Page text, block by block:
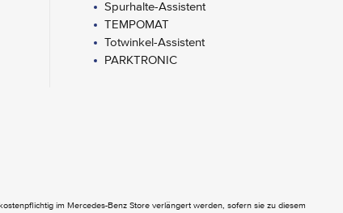
Spurhalte-Assistent
TEMPOMAT
Totwinkel-Assistent
PARKTRONIC
im Mercedes-Benz Store verlängert werden, sofern sie zu diesem